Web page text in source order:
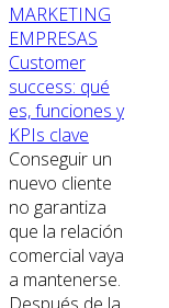
MARKETING
EMPRESAS
Customer
success: qué
es, funciones y
KPIs clave
Conseguir un
nuevo cliente
no garantiza
que la relación
comercial vaya
a mantenerse.